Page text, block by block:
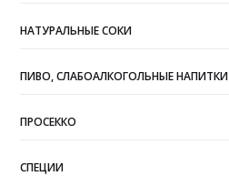
НАТУРАЛЬНЫЕ СОКИ
ПИВО, СЛАБОАЛКОГОЛЬНЫЕ НАПИТКИ
ПРОСЕККО
СПЕЦИИ